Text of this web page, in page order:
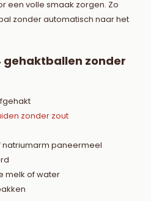
een volle smaak zorgen. Zo
zonder automatisch naar het
zonder
zonder zout
paneermeel
melk of water